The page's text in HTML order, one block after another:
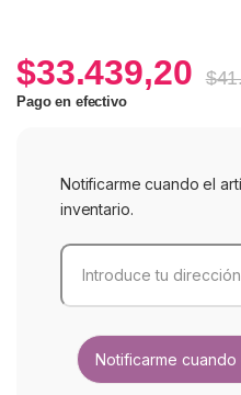
$33.439,20 $
Pago en efectivo
Notificarme cuando el
inventario.